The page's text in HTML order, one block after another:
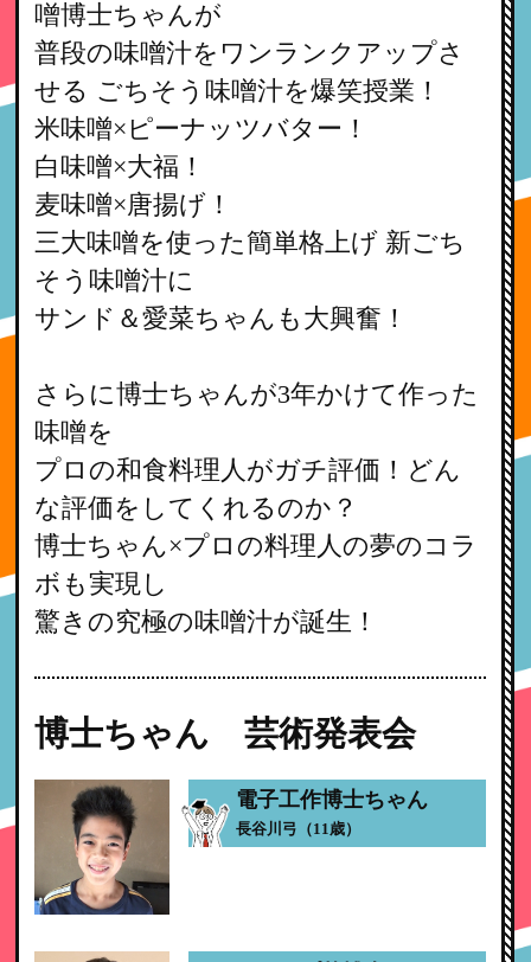
噌博士ちゃんが
普段の味噌汁をワンランクアップさ
せる ごちそう味噌汁を爆笑授業！
米味噌×ピーナッツバター！
白味噌×大福！
麦味噌×唐揚げ！
三大味噌を使った簡単格上げ 新ごち
そう味噌汁に
サンド＆愛菜ちゃんも大興奮！
さらに博士ちゃんが3年かけて作った
味噌を
プロの和食料理人がガチ評価！どん
な評価をしてくれるのか？
博士ちゃん×プロの料理人の夢のコラ
ボも実現し
驚きの究極の味噌汁が誕生！
博士ちゃん 芸術発表会
電子工作博士ちゃん
長谷川弓（11歳）